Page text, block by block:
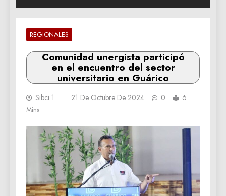
REGIONALES
Comunidad unergista participó
en el encuentro del sector
universitario en Guárico
Sibci 1 21 De Octubre De 2024 0
6
Mins